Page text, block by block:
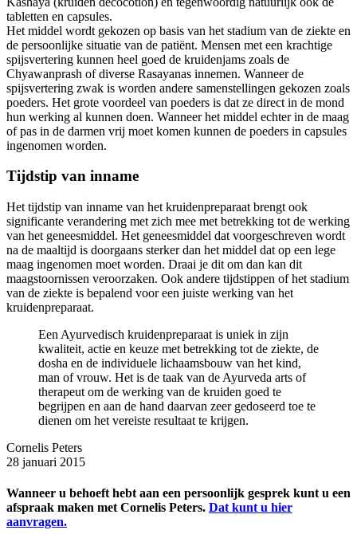
tabletten en capsules.
Het middel wordt gekozen op basis van het stadium van de ziekte en
de persoonlijke situatie van de patiënt. Mensen met een krachtige
spijsvertering kunnen heel goed de kruidenjams zoals de
Chyawanprash of diverse Rasayanas innemen. Wanneer de
spijsvertering zwak is worden andere samenstellingen gekozen zoals
poeders. Het grote voordeel van poeders is dat ze direct in de mond
hun werking al kunnen doen. Wanneer het middel echter in de maag
of pas in de darmen vrij moet komen kunnen de poeders in capsules
ingenomen worden.
Tijdstip van inname
Het tijdstip van inname van het kruidenpreparaat brengt ook
significante verandering met zich mee met betrekking tot de werking
van het geneesmiddel. Het geneesmiddel dat voorgeschreven wordt
na de maaltijd is doorgaans sterker dan het middel dat op een lege
maag ingenomen moet worden. Draai je dit om dan kan dit
maagstoornissen veroorzaken. Ook andere tijdstippen of het stadium
van de ziekte is bepalend voor een juiste werking van het
kruidenpreparaat.
Een Ayurvedisch kruidenpreparaat is uniek in zijn
kwaliteit, actie en keuze met betrekking tot de ziekte, de
dosha en de individuele lichaamsbouw van het kind,
man of vrouw. Het is de taak van de Ayurveda arts of
therapeut om de werking van de kruiden goed te
begrijpen en aan de hand daarvan zeer gedoseerd toe te
dienen om het vereiste resultaat te krijgen.
Cornelis Peters
28 januari 2015
Wanneer u behoeft hebt aan een persoonlijk gesprek kunt u een
afspraak maken met Cornelis Peters. Dat kunt u hier
aanvragen.